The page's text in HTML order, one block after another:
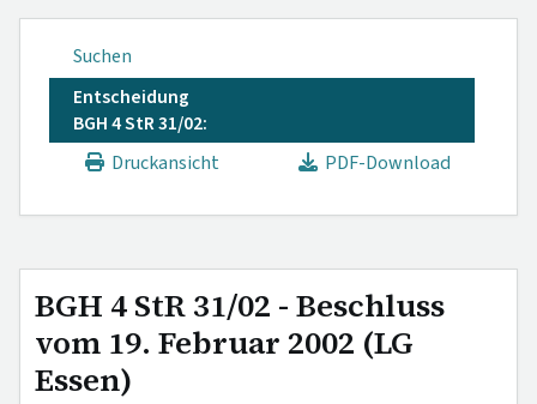
Suchen
Entscheidung
BGH 4 StR 31/02:
Druckansicht
PDF-Download
BGH 4 StR 31/02 - Beschluss
vom 19. Februar 2002 (LG
Essen)